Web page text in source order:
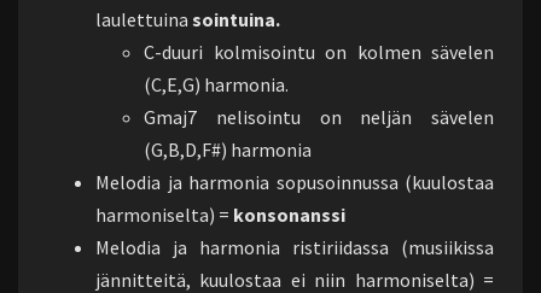
laulettuina sointuina.
C-duuri kolmisointu on kolmen sävelen
(C,E,G) harmonia.
Gmaj7 nelisointu on neljän sävelen
(G,B,D,F#) harmonia
Melodia ja harmonia sopusoinnussa (kuulostaa
harmoniselta) = konsonanssi
Melodia ja harmonia ristiriidassa (musiikissa
jännitteitä, kuulostaa ei niin harmoniselta) =